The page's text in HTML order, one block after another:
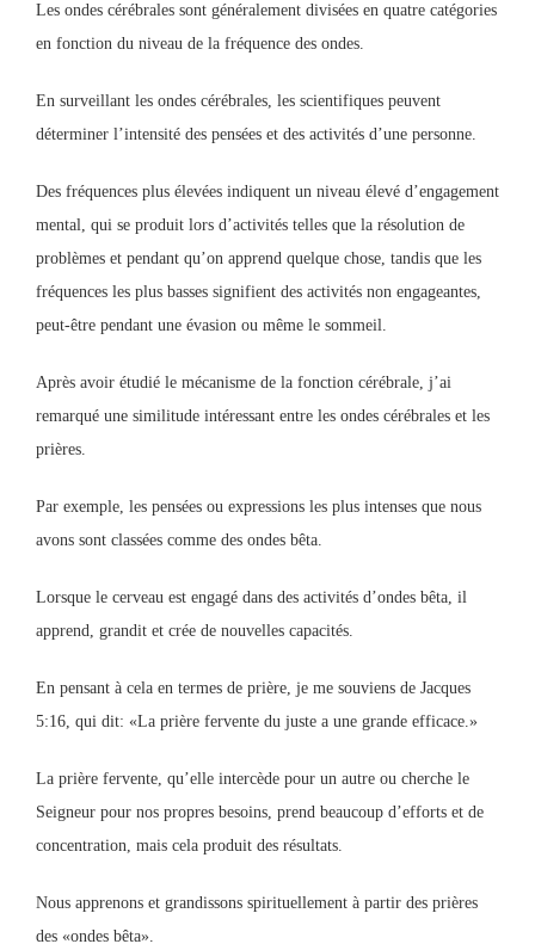
Les ondes cérébrales sont généralement divisées en quatre catégories
en fonction du niveau de la fréquence des ondes.
En surveillant les ondes cérébrales, les scientifiques peuvent
déterminer l’intensité des pensées et des activités d’une personne.
Des fréquences plus élevées indiquent un niveau élevé d’engagement
mental, qui se produit lors d’activités telles que la résolution de
problèmes et pendant qu’on apprend quelque chose, tandis que les
fréquences les plus basses signifient des activités non engageantes,
peut-être pendant une évasion ou même le sommeil.
Après avoir étudié le mécanisme de la fonction cérébrale, j’ai
remarqué une similitude intéressant entre les ondes cérébrales et les
prières.
Par exemple, les pensées ou expressions les plus intenses que nous
avons sont classées comme des ondes bêta.
Lorsque le cerveau est engagé dans des activités d’ondes bêta, il
apprend, grandit et crée de nouvelles capacités.
En pensant à cela en termes de prière, je me souviens de Jacques
5:16, qui dit: «La prière fervente du juste a une grande efficace.»
La prière fervente, qu’elle intercède pour un autre ou cherche le
Seigneur pour nos propres besoins, prend beaucoup d’efforts et de
concentration, mais cela produit des résultats.
Nous apprenons et grandissons spirituellement à partir des prières
des «ondes bêta».